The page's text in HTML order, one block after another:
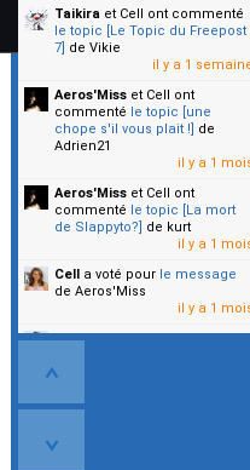
Taikira et Cell ont commenté
le topic [Le Topic du Freepost
7] de Vikie
il y a 1
Aeros'Miss et Cell ont
commenté le topic [une
chope s'il vous plait !] de
Adrien21
il y a 1
Aeros'Miss et Cell ont
commenté le topic [La mort
de Slappyto?] de kurt
il y a 1
Cell a voté pour le message
de Aeros'Miss
il y a 1
Cella voté pourle message